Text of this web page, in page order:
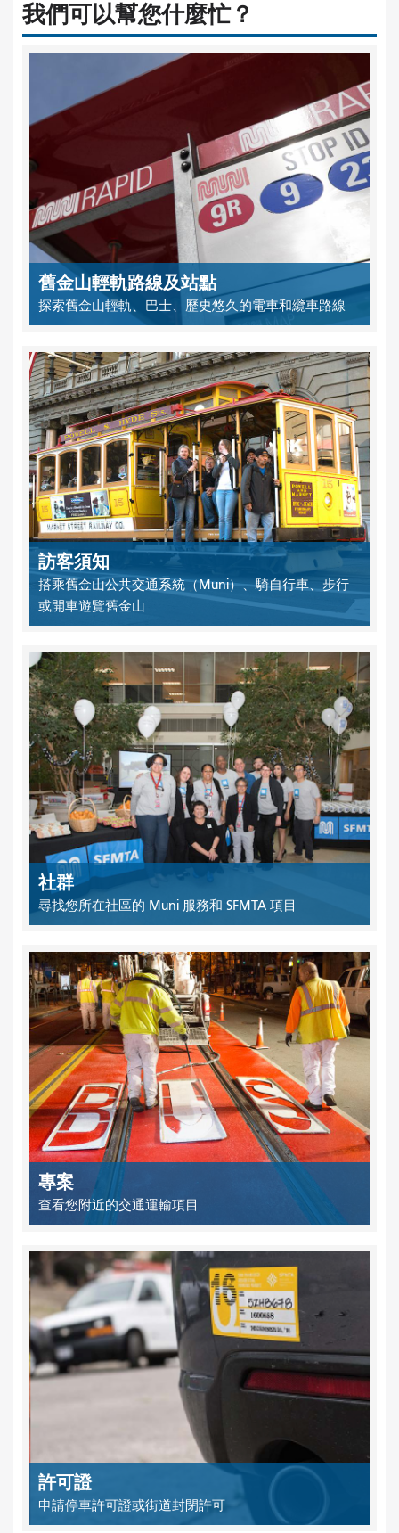
我們可以幫您什麼忙？
舊金山輕軌路線及站點
探索舊金山輕軌、巴士、歷史悠久的電車和纜車路線
訪客須知
搭乘舊金山公共交通系統（Muni）、騎自行車、步行
或開車遊覽舊金山
社群
尋找您所在社區的 Muni 服務和 SFMTA 項目
專案
查看您附近的交通運輸項目
許可證
申請停車許可證或街道封閉許可